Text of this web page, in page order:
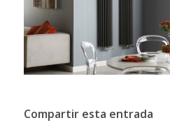
Compartir esta entrada